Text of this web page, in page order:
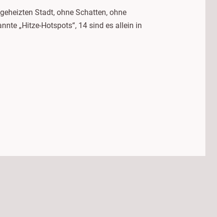
Stadt, ohne Schatten, ohne
„Hitze-Hotspots“, 14 sind es allein in